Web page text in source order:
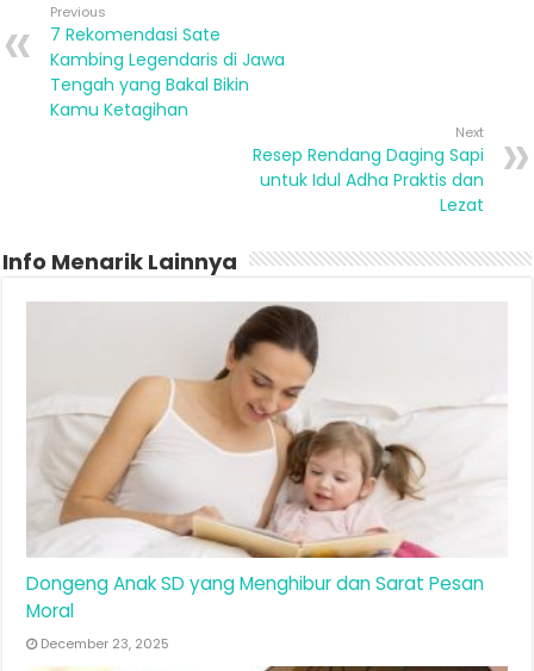
Previous
7 Rekomendasi Sate
Kambing Legendaris di Jawa
Tengah yang Bakal Bikin
Kamu Ketagihan
Next
Resep Rendang Daging Sapi
untuk Idul Adha Praktis dan
Lezat
Info Menarik Lainnya
Dongeng Anak SD yang Menghibur dan Sarat Pesan
Moral
December 23, 2025